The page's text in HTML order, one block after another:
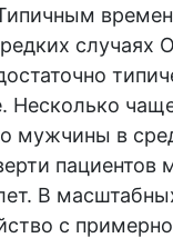
редких
мужчины в
пациентов
В
с